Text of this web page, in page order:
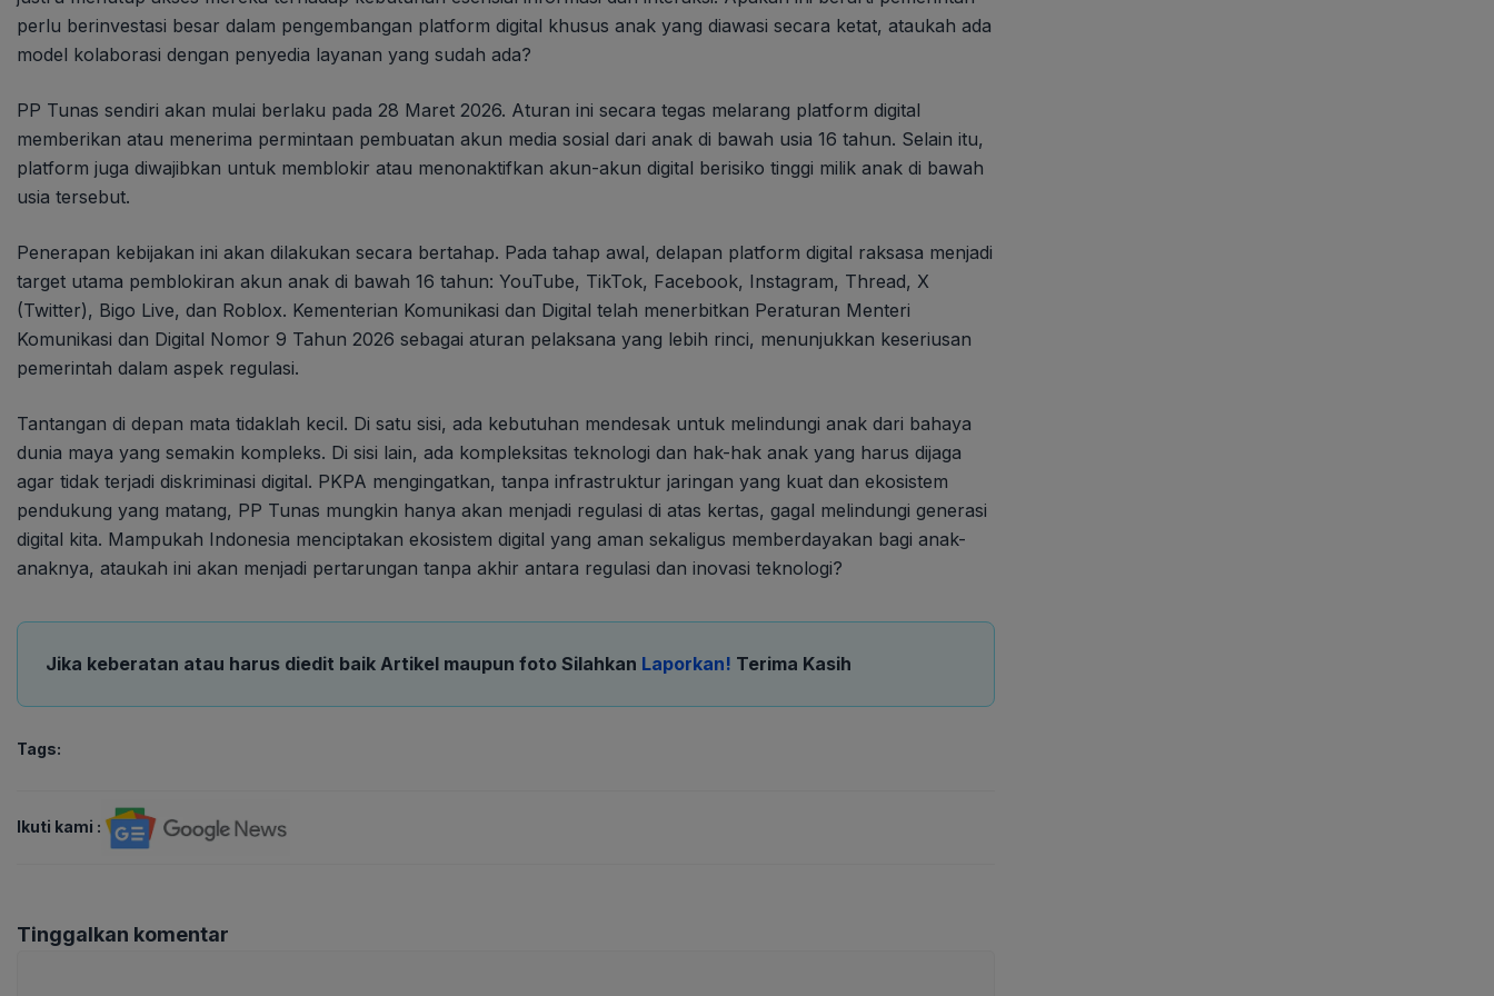
perlu berinvestasi besar dalam pengembangan platform digital khusus anak yang diawasi secara ketat, ataukah ada
model kolaborasi dengan penyedia layanan yang sudah ada?
PP Tunas sendiri akan mulai berlaku pada 28 Maret 2026. Aturan ini secara tegas melarang platform digital
memberikan atau menerima permintaan pembuatan akun media sosial dari anak di bawah usia 16 tahun. Selain itu,
platform juga diwajibkan untuk memblokir atau menonaktifkan akun-akun digital berisiko tinggi milik anak di bawah
usia tersebut.
Penerapan kebijakan ini akan dilakukan secara bertahap. Pada tahap awal, delapan platform digital raksasa menjadi
target utama pemblokiran akun anak di bawah 16 tahun: YouTube, TikTok, Facebook, Instagram, Thread, X
(Twitter), Bigo Live, dan Roblox. Kementerian Komunikasi dan Digital telah menerbitkan Peraturan Menteri
Komunikasi dan Digital Nomor 9 Tahun 2026 sebagai aturan pelaksana yang lebih rinci, menunjukkan keseriusan
pemerintah dalam aspek regulasi.
Tantangan di depan mata tidaklah kecil. Di satu sisi, ada kebutuhan mendesak untuk melindungi anak dari bahaya
dunia maya yang semakin kompleks. Di sisi lain, ada kompleksitas teknologi dan hak-hak anak yang harus dijaga
agar tidak terjadi diskriminasi digital. PKPA mengingatkan, tanpa infrastruktur jaringan yang kuat dan ekosistem
pendukung yang matang, PP Tunas mungkin hanya akan menjadi regulasi di atas kertas, gagal melindungi generasi
digital kita. Mampukah Indonesia menciptakan ekosistem digital yang aman sekaligus memberdayakan bagi anak-
anaknya, ataukah ini akan menjadi pertarungan tanpa akhir antara regulasi dan inovasi teknologi?
Jika keberatan atau harus diedit baik Artikel maupun foto Silahkan Laporkan! Terima Kasih
Tags:
Ikuti kami :
Tinggalkan komentar